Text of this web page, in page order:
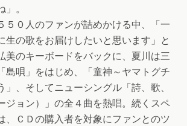
。
５０人のファンが詰めかける中、「一
生の歌をお届けしたいと思います」と
美のキーボードをバックに、夏川は三
島唄」をはじめ、「童神～ヤマトグチ
」、そしてニューシングル「詩、歌、
ジョン）」の全４曲を熱唱。続くスペ
、ＣＤの購入者を対象にファンとのツ